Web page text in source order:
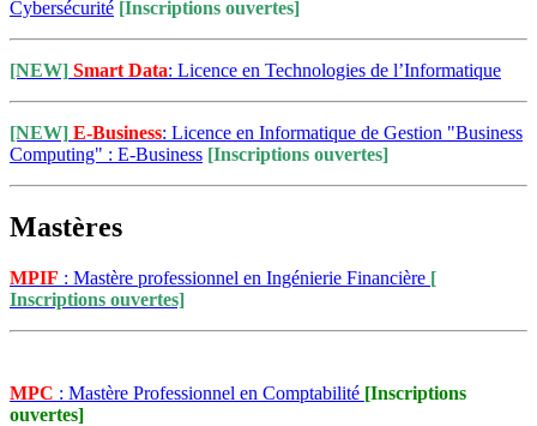
Cybersécurité [Inscriptions ouvertes]
[NEW] Smart Data: Licence en Technologies de l’Informatique
[NEW] E-Business: Licence en Informatique de Gestion "Business
Computing" : E-Business [Inscriptions ouvertes]
Mastères
MPIF : Mastère professionnel en Ingénierie Financière [
Inscriptions ouvertes]
MPC : Mastère Professionnel en Comptabilité [Inscriptions
ouvertes]